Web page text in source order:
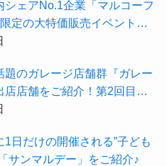
シェアNo.1企業「マルコーフ
定の大特価販売イベント
」を開催！
題のガレージ店舗群『ガレー
店店舗をご紹介！第2回目は
（ウル）美里店」
日だけの開催される”子ども
サンマルデー」をご紹介♪